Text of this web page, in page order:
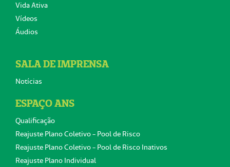
Vida Ativa
Vídeos
Áudios
SALA DE IMPRENSA
Notícias
ESPAÇO ANS
Qualificação
Reajuste Plano Coletivo - Pool de Risco
Reajuste Plano Coletivo - Pool de Risco Inativos
Reajuste Plano Individual